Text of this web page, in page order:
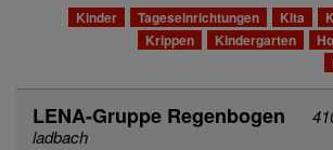
Kinder Tageseinrichtungen Kita
Krippen
Kindergarten
LENA-Gruppe Regenbogen
ladbach